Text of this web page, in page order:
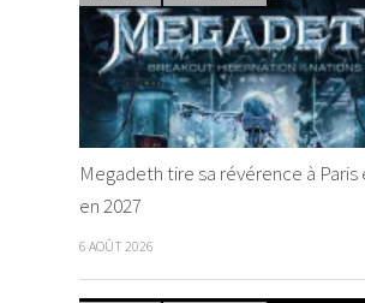
Megadeth tire sa révérence à Paris
en 2027
6 AOÛT 2026